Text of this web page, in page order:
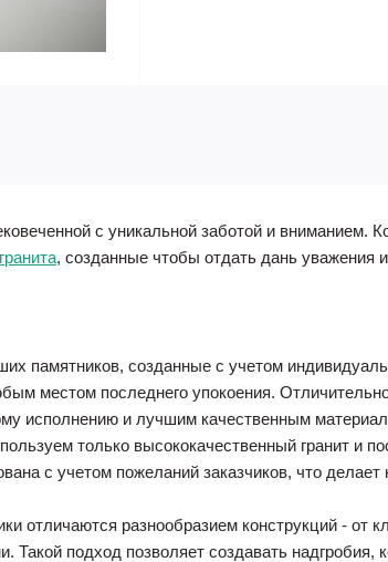
с уникальной заботой и вниманием.
, созданные чтобы отдать дань уважения
памятников, созданные с учетом
местом последнего упокоения.
исполнению и лучшим качественным
только высококачественный гранит и
с учетом пожеланий заказчиков, что
отличаются разнообразием конструкций - от
Такой подход позволяет создавать